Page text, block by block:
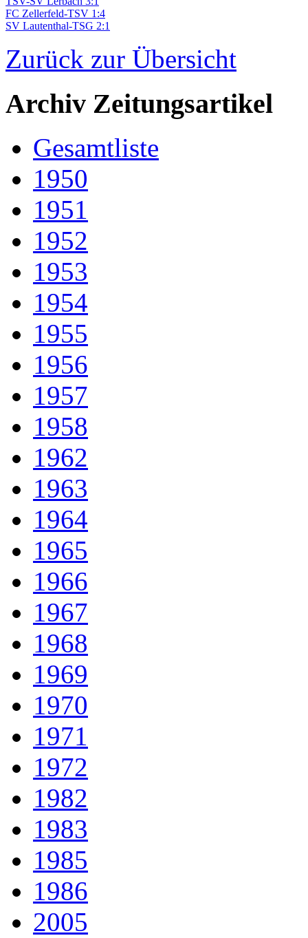
FC Zellerfeld-TSV 1:4
SV Lautenthal-TSG 2:1
Zurück zur Übersicht
Archiv Zeitungsartikel
Gesamtliste
1950
1951
1952
1953
1954
1955
1956
1957
1958
1962
1963
1964
1965
1966
1967
1968
1969
1970
1971
1972
1982
1983
1985
1986
2005